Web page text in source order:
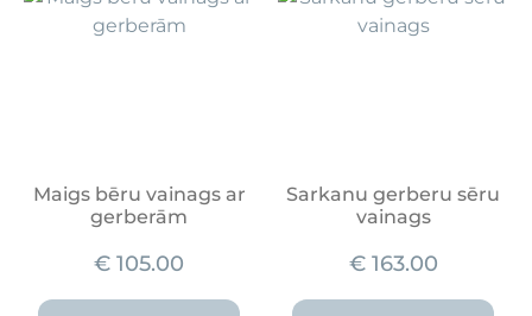
Maigs bēru vainags ar
gerberām
€ 105.00
Sarkanu gerberu sēru
vainags
€163.00